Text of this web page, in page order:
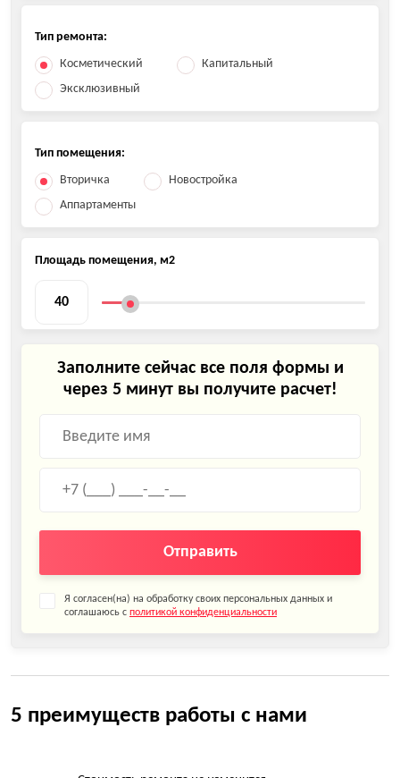
Тип ремонта:
Косметический
Капитальный
Эксклюзивный
Тип помещения:
Вторичка
Новостройка
Аппартаменты
Площадь помещения, м2
Заполните сейчас все поля формы и
через 5 минут вы получите расчет!
Отправить
Я согласен(на) на обработку своих персональных данных и
соглашаюсь с политикой конфиденциальности
5 преимуществ работы с нами